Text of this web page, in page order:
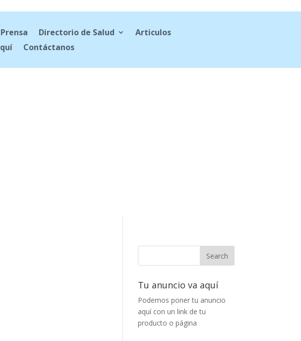
Directorio de Salud
Articulos
Contáctanos
Tu anuncio va aquí
Podemos poner tu anuncio
aquí con un link de tu
producto o página